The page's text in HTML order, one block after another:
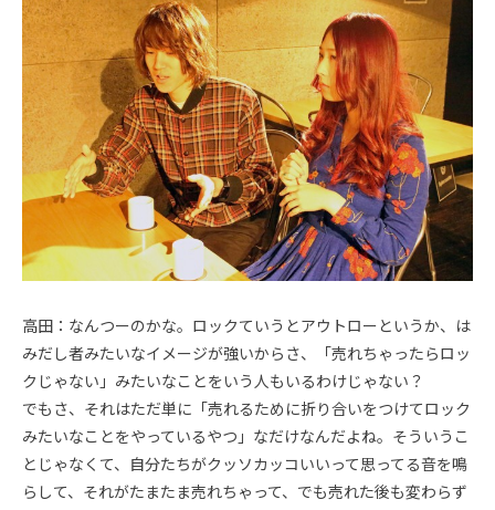
高田：なんつーのかな。ロックていうとアウトローというか、は
みだし者みたいなイメージが強いからさ、「売れちゃったらロッ
クじゃない」みたいなことをいう人もいるわけじゃない？
でもさ、それはただ単に「売れるために折り合いをつけてロック
みたいなことをやっているやつ」なだけなんだよね。そういうこ
とじゃなくて、自分たちがクッソカッコいいって思ってる音を鳴
らして、それがたまたま売れちゃって、でも売れた後も変わらず